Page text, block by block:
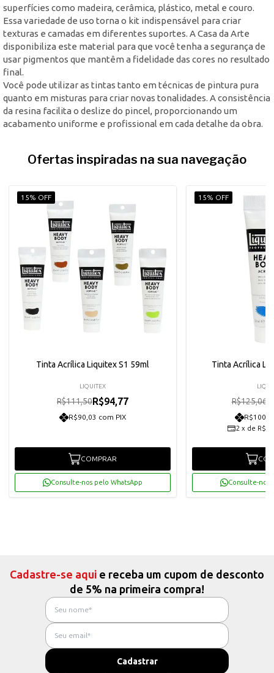
superfícies como madeira, cerâmica, plástico, metal e couro.
Essa variedade de uso torna o kit indispensável para criar
texturas e camadas em diferentes suportes. A Casa da Arte
disponibiliza este material para que você tenha a segurança de
usar pigmentos que mantêm a fidelidade das cores no resultado
final.
Você pode utilizar as tintas tanto em técnicas de pintura pura
quanto em misturas para criar novas tonalidades. A consistência
da resina facilita o deslize do pincel, proporcionando um
acabamento uniforme e profissional em cada detalhe da obra.
Ofertas inspiradas na sua navegação
15% OFF
Tinta Acrílica Liquitex S1 59ml
LIQUITEX
R$111,50R$94,77
R$90,03 com PIX
COMPRAR
Consulte-nos pelo WhatsApp
15% OFF
Tinta Acrílica
R$125,06
2 x de
Consulte-nos
Cadastre-se aqui e receba um cupom de desconto
de 5% na primeira compra!